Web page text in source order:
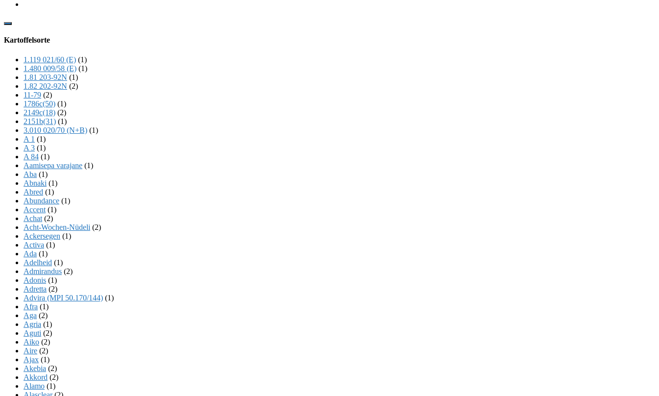
Show
Content
Kartoffelsorte
1.119 021/60 (E) (1)
1.480 009/58 (E) (1)
1.81 203-92N (1)
1.82 202-92N (2)
11-79 (2)
1786c(50) (1)
2149c(18) (2)
2151b(31) (1)
3.010 020/70 (N+B) (1)
A 1 (1)
A 3 (1)
A 84 (1)
Aamisepa varajane (1)
Aba (1)
Abnaki (1)
Abred (1)
Abundance (1)
Accent (1)
Achat (2)
Acht-Wochen-Nüdeli (2)
Ackersegen (1)
Activa (1)
Ada (1)
Adelheid (1)
Admirandus (2)
Adonis (1)
Adretta (2)
Advira (MPI 50.170/144) (1)
Afra (1)
Aga (2)
Agria (1)
Aguti (2)
Aiko (2)
Aire (2)
Ajax (1)
Akebia (2)
Akkord (2)
Alamo (1)